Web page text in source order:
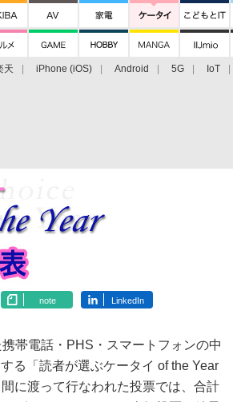
天 iPhone (iOS) Android 5G IoT
note LinkedIn
帯電話・PHS・スマートフォンの中
る「読者が選ぶケータイ of the Year
に渡って行なわれた投票では、合計